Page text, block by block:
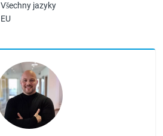
Všechny jazyky
EU